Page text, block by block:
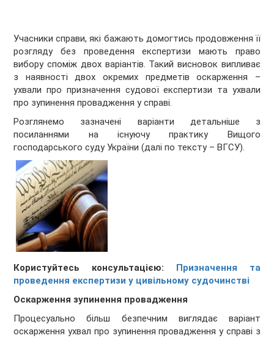
Учасники справи, які бажають домогтись продовження її
розгляду без проведення експертизи мають право
вибору споміж двох варіантів. Такий висновок випливає
з наявності двох окремих предметів оскарження –
ухвали про призначення судової експертизи та ухвали
про зупинення провадження у справі.
Розглянемо зазначені варіанти детальніше з
посиланнями на існуючу практику Вищого
господарського суду України (далі по тексту – ВГСУ).
Користуйтесь консультацією: Призначення та
проведення експертизи у цивільному судочинстві
Оскарження зупинення провадження
Процесуально більш безпечним виглядає варіант
оскарження ухвал про зупинення провадження у справі з